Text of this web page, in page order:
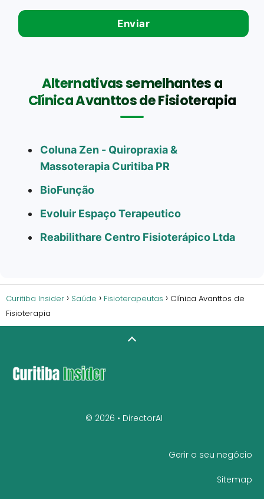
Alternativas semelhantes a
Clínica Avanttos de Fisioterapia
Coluna Zen - Quiropraxia &
Massoterapia Curitiba PR
BioFunção
Evoluir Espaço Terapeutico
Reabilithare Centro Fisioterápico Ltda
Curitiba Insider Saúde Fisioterapeutas
Clínica Avanttos de
Fisioterapia
© 2026 • DirectorAI
Gerir o seu negócio
Sitemap